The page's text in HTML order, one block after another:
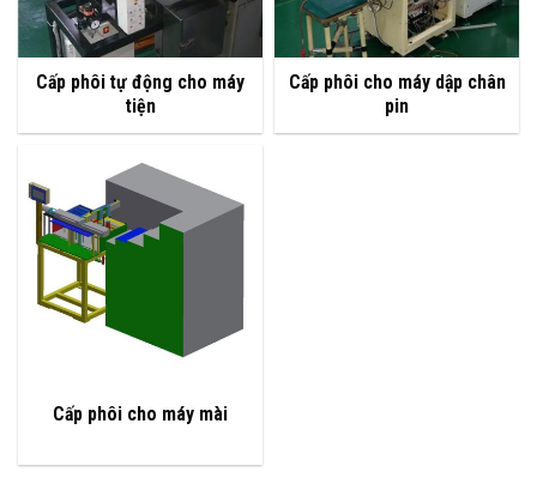
Cấp phôi tự động cho máy
tiện
Cấp phôi cho máy dập chân
pin
Cấp phôi cho máy mài